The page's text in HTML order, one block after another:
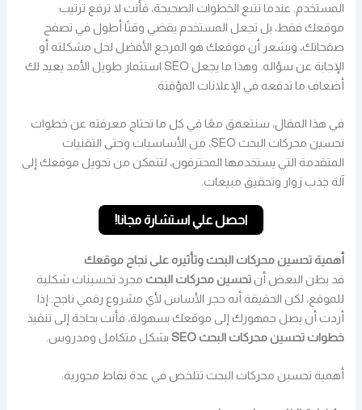
المستخدم. عندما تتبع الخطوات الصحيحة، فأنت لا ترفع ترتيب
موقعك فقط، بل تجعل المستخدم يقضي وقتًا أطول في تصفح
صفحاتك، ويشعر أن موقعك هو المرجع الأفضل لحل مشكلته أو
الإجابة عن سؤاله. وهذا ما يجعل SEO استثمار طويل الأمد يعيد لك
أضعاف ما تدفعه في الإعلانات المؤقتة.
في هذا المقال، سنتعمق معًا في كل ما تحتاج معرفته عن خطوات
تحسين محركات البحث SEO، من الأساسيات وحتى التقنيات
المتقدمة التي يستخدمها المحترفون، لتتمكن من تحويل موقعك إلى
آلة جذب زوار وتحقيق مبيعات.
احصل علي استشارة مجانا!
أهمية تحسين محركات البحث وتأثيره على نجاح موقعك
قد يظن البعض أنتحسين محركات البحث مجرد تحسينات شكلية
للموقع، لكن الحقيقة أنه حجر الأساس لأي مشروع رقمي ناجح. إذا
أردت أن يصل جمهورك إلى موقعك بسهولة، فأنت بحاجة إلى تنفيذ
خطوات تحسين محركات البحث SEO
بشكل متكامل ومدروس.
أهمية تحسين محركات البحث تتلخص في عدة نقاط محورية: